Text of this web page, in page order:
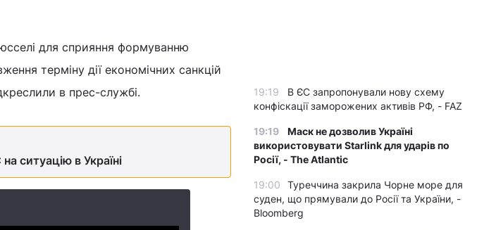
для сприяння формуванню
терміну дії економічних санкцій
в прес-службі.
ситуацію в Україні
19:19
В ЄС запропонували нову схему
конфіскації заморожених активів РФ, - FAZ
19:19
Маск не дозволив Україні
використовувати Starlink для ударів по
Росії, - The Atlantic
19:00
Туреччина закрила Чорне море для
суден, що прямували до Росії та України, -
Bloomberg